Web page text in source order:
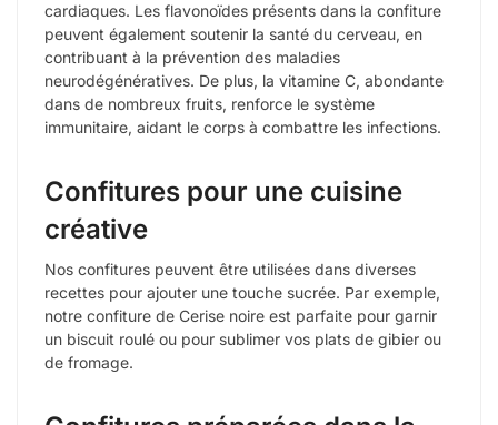
cardiaques. Les flavonoïdes présents dans la confiture
peuvent également soutenir la santé du cerveau, en
contribuant à la prévention des maladies
neurodégénératives. De plus, la vitamine C, abondante
dans de nombreux fruits, renforce le système
immunitaire, aidant le corps à combattre les infections.
Confitures pour une cuisine
créative
Nos confitures peuvent être utilisées dans diverses
recettes pour ajouter une touche sucrée. Par exemple,
notre confiture de Cerise noire est parfaite pour garnir
un biscuit roulé ou pour sublimer vos plats de gibier ou
de fromage.